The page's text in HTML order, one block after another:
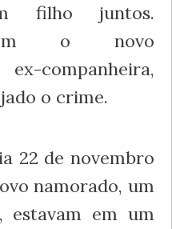
filho juntos.
o novo
companheira,
o crime.
22 de novembro
namorado, um
estavam em um